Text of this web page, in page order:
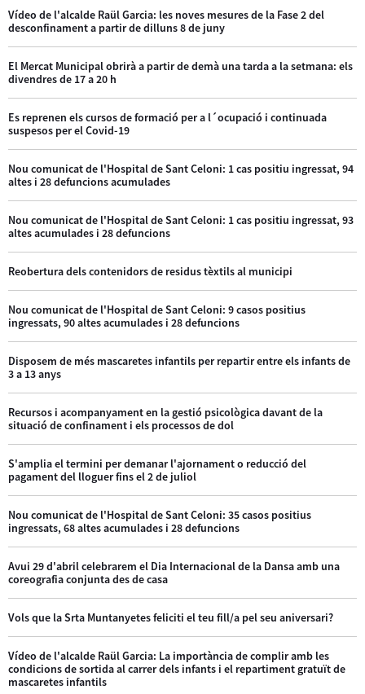
Vídeo de l'alcalde Raül Garcia: les noves mesures de la Fase 2 del
desconfinament a partir de dilluns 8 de juny
El Mercat Municipal obrirà a partir de demà una tarda a la setmana: els
divendres de 17 a 20 h
Es reprenen els cursos de formació per a l´ocupació i continuada
suspesos per el Covid-19
Nou comunicat de l'Hospital de Sant Celoni: 1 cas positiu ingressat, 94
altes i 28 defuncions acumulades
Nou comunicat de l'Hospital de Sant Celoni: 1 cas positiu ingressat, 93
altes acumulades i 28 defuncions
Reobertura dels contenidors de residus tèxtils al municipi
Nou comunicat de l'Hospital de Sant Celoni: 9 casos positius
ingressats, 90 altes acumulades i 28 defuncions
Disposem de més mascaretes infantils per repartir entre els infants de
3 a 13 anys
Recursos i acompanyament en la gestió psicològica davant de la
situació de confinament i els processos de dol
S'amplia el termini per demanar l'ajornament o reducció del
pagament del lloguer fins el 2 de juliol
Nou comunicat de l'Hospital de Sant Celoni: 35 casos positius
ingressats, 68 altes acumulades i 28 defuncions
Avui 29 d'abril celebrarem el Dia Internacional de la Dansa amb una
coreografia conjunta des de casa
Vols que la Srta Muntanyetes feliciti el teu fill/a pel seu aniversari?
Vídeo de l'alcalde Raül Garcia: La importància de complir amb les
condicions de sortida al carrer dels infants i el repartiment gratuït de
mascaretes infantils